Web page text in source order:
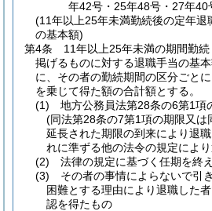
年42号・25年48号・27年40
(11年以上25年未満勤続後の定年退
の基本額)
第4条
11年以上25年未満の期間勤
掲げるものに対する退職手当の基
に、その者の勤続期間の区分ごと
を乗じて得た額の合計額とする。
(1)
地方公務員法第28条の6第1項
(同法第28条の7第1項の期限又は
延長された期限の到来により退
れに準ずる他の法令の規定によ
(2)
法律の規定に基づく任期を終
(3)
その者の事情によらないで引
困難とする理由により退職した
認を得たもの